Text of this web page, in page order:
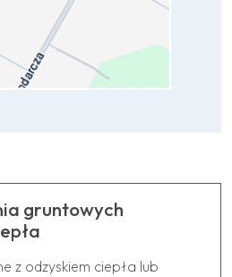
gruntowych
z odzyskiem ciepła lub